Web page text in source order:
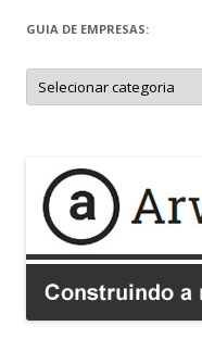
GUIA DE EMPRESAS:
Guia
de
Empresas: